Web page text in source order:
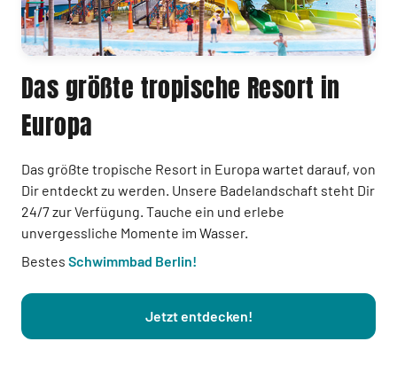
Das größte tropische Resort in
Europa
Das größte tropische Resort in Europa wartet darauf, von
Dir entdeckt zu werden. Unsere Badelandschaft steht Dir
24/7 zur Verfügung. Tauche ein und erlebe
unvergessliche Momente im Wasser.
Bestes Schwimmbad Berlin!
Jetzt entdecken!